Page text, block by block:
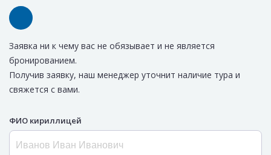
Заявка ни к чему вас не обязывает и не является
бронированием.
Получив заявку, наш менеджер уточнит наличие тура и
свяжется с вами.
ФИО кириллицей